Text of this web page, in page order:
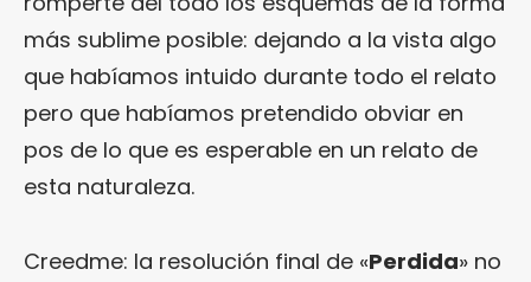
más sublime posible: dejando a la vista algo
que habíamos intuido durante todo el relato
pero que habíamos pretendido obviar en
pos de lo que es esperable en un relato de
esta naturaleza.
Creedme: la resolución final de «Perdida» no